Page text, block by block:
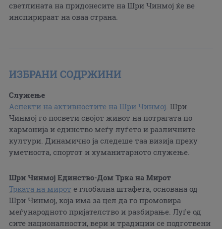
светлината на придонесите на Шри Чинмој ќе ве
инспирираат на оваа страна.
ИЗБРАНИ СОДРЖИНИ
Служење
Аспекти на активностите на Шри Чинмој. Шри
Чинмој го посвети својот живот на потрагата по
хармонија и единство меѓу луѓето и различните
култури. Динамично ја следеше таа визија преку
уметноста, спортот и хуманитарното служење.
Шри Чинмој Единство-Дом Трка на Мирот
Трката на мирот е глобална штафета, основана од
Шри Чинмој, која има за цел да го промовира
меѓународното пријателство и разбирање. Луѓе од
сите националности, вери и традиции се подготвени